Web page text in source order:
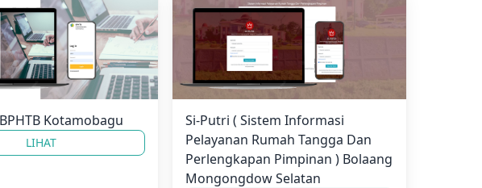
Kotamobagu
LIHAT
Si-Putri ( Sistem Informasi
Pelayanan Rumah Tangga Dan
Perlengkapan Pimpinan ) Bolaang
Mongongdow Selatan